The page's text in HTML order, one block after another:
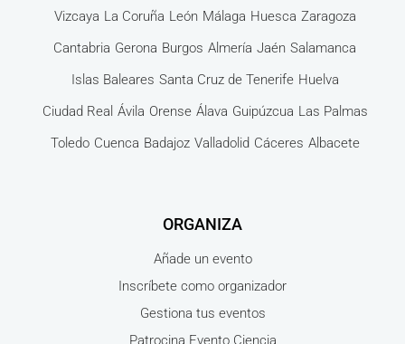
Vizcaya La Coruña León Málaga Huesca Zaragoza
Cantabria Gerona Burgos Almería Jaén Salamanca
Islas Baleares Santa Cruz de Tenerife Huelva
Ciudad Real Ávila Orense Álava Guipúzcua Las Palmas
Toledo Cuenca Badajoz Valladolid Cáceres Albacete
ORGANIZA
Añade un evento
Inscríbete como organizador
Gestiona tus eventos
Patrocina Evento Ciencia